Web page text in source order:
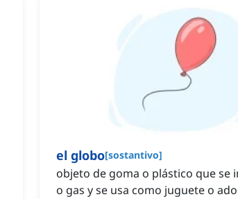
el globo[sostantivo]
objeto de goma o plástico que se
o gas y se usa como juguete o